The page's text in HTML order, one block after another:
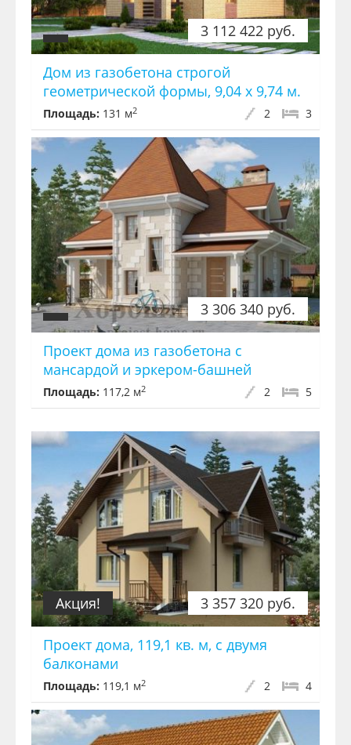
3 112 422 руб.
Дом из газобетона строгой
геометрической формы, 9,04 х 9,74 м.
Площадь: 131 м2 3
2
3 306 340 руб.
Проект дома из газобетона с
мансардой и эркером-башней
Площадь: 117,2 м2 5
2
3 357 320 руб.
Акция!
Проект дома, 119,1 кв. м, с двумя
балконами
Площадь: 119,1 м2 4
2